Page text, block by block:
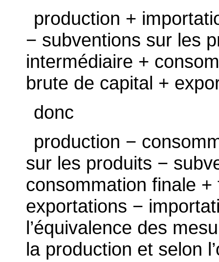
production +
− subventions sur les
intermédiaire +
brute de capital +
donc
production −
sur les produits −
consommation finale
exportations −
l’équivalence des
la production et selon